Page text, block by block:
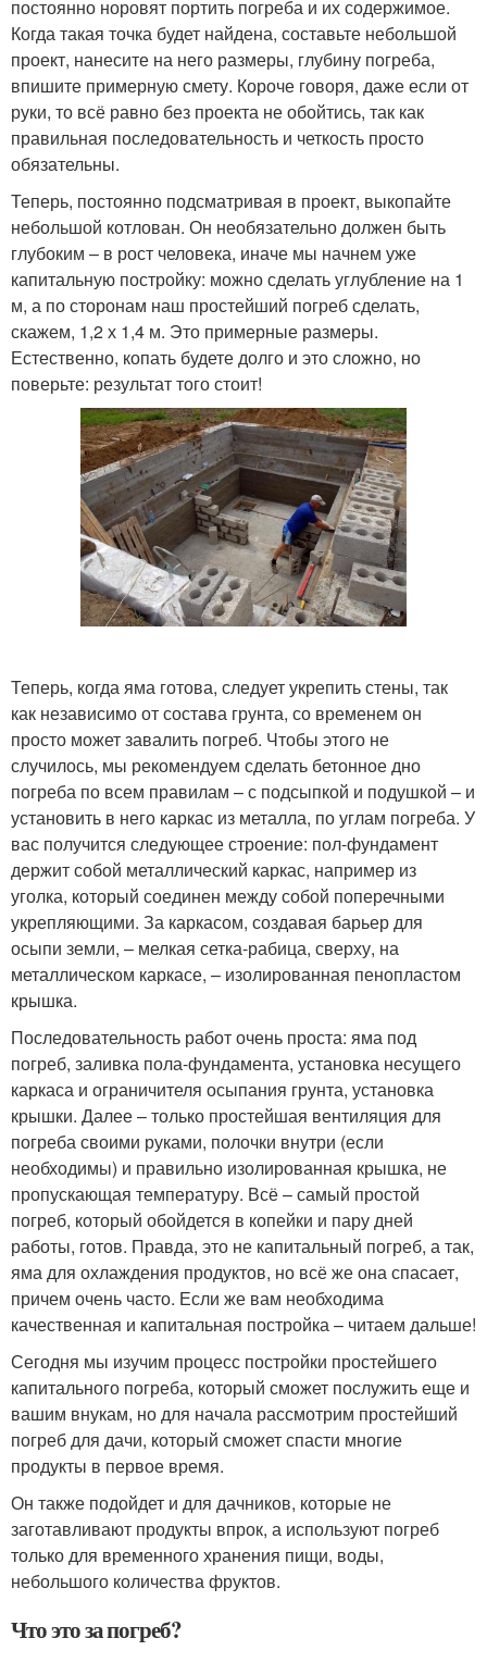
постоянно норовят портить погреба и их содержимое.
Когда такая точка будет найдена, составьте небольшой
проект, нанесите на него размеры, глубину погреба,
впишите примерную смету. Короче говоря, даже если от
руки, то всё равно без проекта не обойтись, так как
правильная последовательность и четкость просто
обязательны.
Теперь, постоянно подсматривая в проект, выкопайте
небольшой котлован. Он необязательно должен быть
глубоким – в рост человека, иначе мы начнем уже
капитальную постройку: можно сделать углубление на 1
м, а по сторонам наш простейший погреб сделать,
скажем, 1,2 х 1,4 м. Это примерные размеры.
Естественно, копать будете долго и это сложно, но
поверьте: результат того стоит!
Теперь, когда яма готова, следует укрепить стены, так
как независимо от состава грунта, со временем он
просто может завалить погреб. Чтобы этого не
случилось, мы рекомендуем сделать бетонное дно
погреба по всем правилам – с подсыпкой и подушкой – и
установить в него каркас из металла, по углам погреба. У
вас получится следующее строение: пол-фундамент
держит собой металлический каркас, например из
уголка, который соединен между собой поперечными
укрепляющими. За каркасом, создавая барьер для
осыпи земли, – мелкая сетка-рабица, сверху, на
металлическом каркасе, – изолированная пенопластом
крышка.
Последовательность работ очень проста: яма под
погреб, заливка пола-фундамента, установка несущего
каркаса и ограничителя осыпания грунта, установка
крышки. Далее – только простейшая вентиляция для
погреба своими руками, полочки внутри (если
необходимы) и правильно изолированная крышка, не
пропускающая температуру. Всё – самый простой
погреб, который обойдется в копейки и пару дней
работы, готов. Правда, это не капитальный погреб, а так,
яма для охлаждения продуктов, но всё же она спасает,
причем очень часто. Если же вам необходима
качественная и капитальная постройка – читаем дальше!
Сегодня мы изучим процесс постройки простейшего
капитального погреба, который сможет послужить еще и
вашим внукам, но для начала рассмотрим простейший
погреб для дачи, который сможет спасти многие
продукты в первое время.
Он также подойдет и для дачников, которые не
заготавливают продукты впрок, а используют погреб
только для временного хранения пищи, воды,
небольшого количества фруктов.
Что это за погреб?